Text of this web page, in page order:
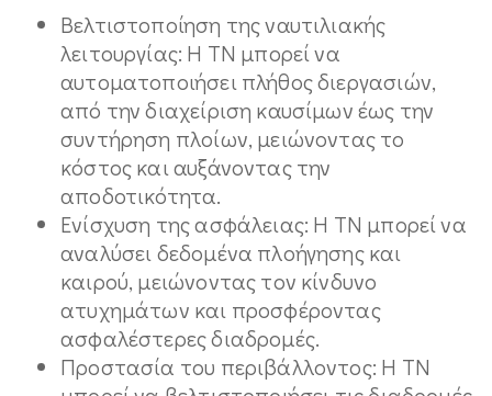
Βελτιστοποίηση της ναυτιλιακής
λειτουργίας: Η ΤΝ μπορεί να
αυτοματοποιήσει πλήθος διεργασιών,
από την διαχείριση καυσίμων έως την
συντήρηση πλοίων, μειώνοντας το
κόστος και αυξάνοντας την
αποδοτικότητα.
Ενίσχυση της ασφάλειας: Η ΤΝ μπορεί να
αναλύσει δεδομένα πλοήγησης και
καιρού, μειώνοντας τον κίνδυνο
ατυχημάτων και προσφέροντας
ασφαλέστερες διαδρομές.
Προστασία του περιβάλλοντος: Η ΤΝ